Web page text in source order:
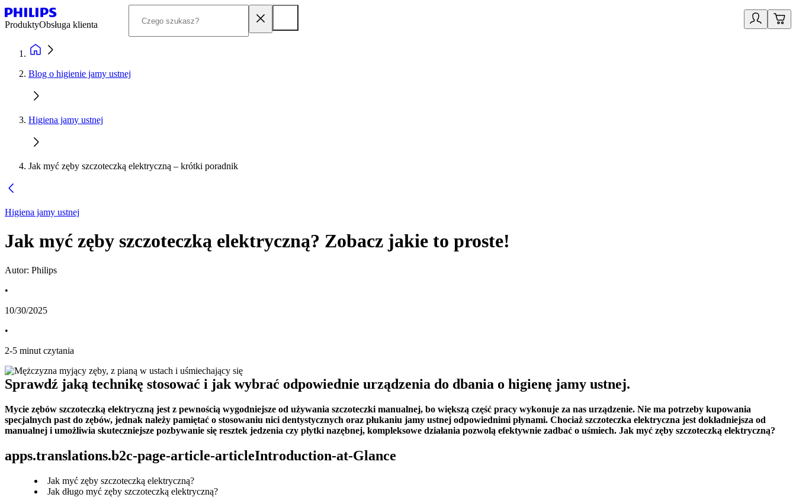
ProduktyObsługa klienta
Blog o higienie jamy ustnej
Higiena jamy ustnej
Jak myć zęby szczoteczką elektryczną – krótki poradnik
Higiena jamy ustnej
Jak myć zęby szczoteczką elektryczną? Zobacz jakie to proste!
Autor: Philips
•
10/30/2025
•
2-5 minut czytania
Sprawdź jaką technikę stosować i jak wybrać odpowiednie urządzenia do dbania o higienę jamy ustnej.
Mycie zębów szczoteczką elektryczną jest z pewnością wygodniejsze od używania szczoteczki manualnej, bo większą część pracy wykonuje za nas urządzenie. Nie ma potrzeby kupowania
specjalnych past do zębów, jednak należy pamiętać o stosowaniu nici dentystycznych oraz płukaniu jamy ustnej odpowiednimi płynami. Chociaż szczoteczka elektryczna jest dokładniejsza od
manualnej i umożliwia skuteczniejsze pozbywanie się resztek jedzenia czy płytki nazębnej, kompleksowe działania pozwolą efektywnie zadbać o uśmiech. Jak myć zęby szczoteczką elektryczną?
apps.translations.b2c-page-article-articleIntroduction-at-Glance
Jak myć zęby szczoteczką elektryczną?
Jak długo myć zęby szczoteczką elektryczną?